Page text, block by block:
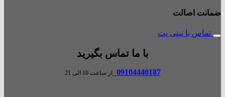
ضمانت اصالت
تماس با نینی پت
با ما تماس بگیرید
09104440187 از ساعت 10 الی 21